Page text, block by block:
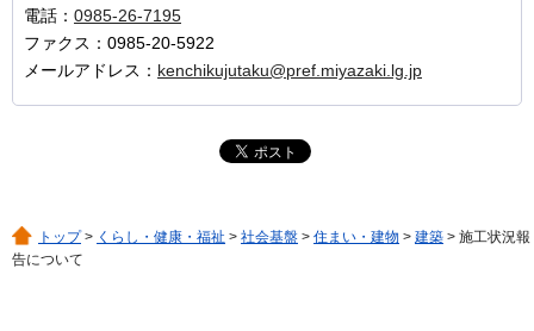
電話： 0985-26-7195
ファクス：0985-20-5922
メールアドレス： kenchikujutaku@pref.miyazaki.lg.jp
トップ> くらし・健康・福祉 > 社会基盤 > 住まい・建物 > 建築 > 施工状況報
告について